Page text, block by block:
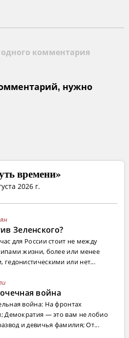
одного комментария
нужно
времени»
2026 г.
Зеленского?
для России стоит не между
жизни, более или менее
или нет...
война
война: На фронтах
Демократия — это вам не лобио
и девичья фамилия; От...